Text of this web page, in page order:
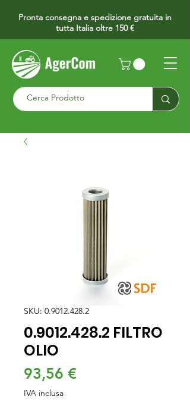
Pronta consegna e spedizione gratuita in
tutta Italia oltre 150 €
SKU: 0.9012.428.2
0.9012.428.2 FILTRO
OLIO
93,56 €Prezzo
IVA inclusa